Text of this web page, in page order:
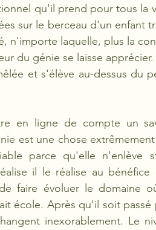
qu'il prend pour tous la
sur le berceau d'un enfant
n'importe laquelle, plus la
du génie se laisse
et s'élève au-dessus du
en ligne de compte un
est une chose
parce qu'elle n'enlève
il le réalise au bénéfice
faire évoluer le domaine
école. Après qu'il soit passé
inexorablement. Le